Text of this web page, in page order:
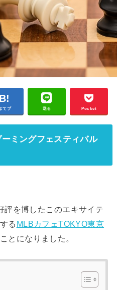
てブ 送る Pocket
ミングフェスティバル
評を博したこのエキサイテ
る MLBカフェTOKYO東京
とになりました。